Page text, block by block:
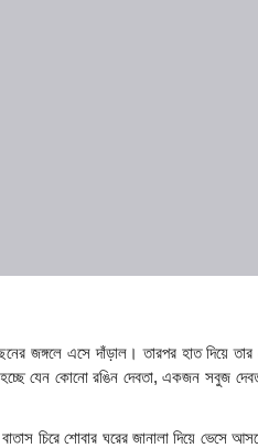
জঙ্গলে এসে দাঁড়াল। তারপর হাত দিয়ে
যেন কোনো রঙিন দেবতা, একজন সবুজ
চিরে শোবার ঘরের জানালা দিয়ে